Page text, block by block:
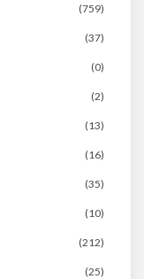
(759)
(37)
(0)
(2)
(13)
(16)
(35)
(10)
(212)
(25)